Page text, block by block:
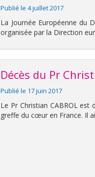
Publié le 4 juillet 2017
La Journée Européenne du
organisée par la Direction
Décès du Pr
Publié le 17 juin 2017
Le Pr Christian CABROL est
greffe du cœur en France. Il